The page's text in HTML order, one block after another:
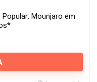
Mounjaro em